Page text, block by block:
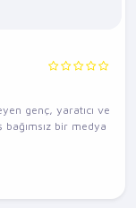
genç, yaratıcı ve
bir medya